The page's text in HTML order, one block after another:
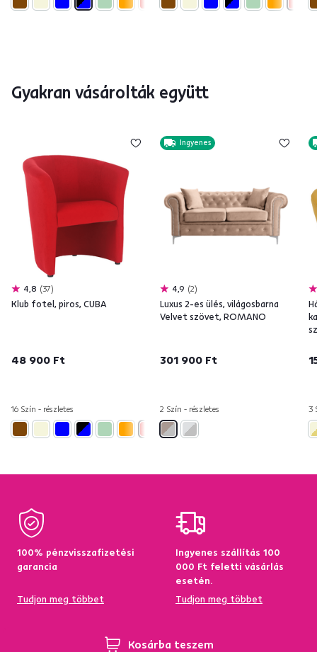
Kosárba teszem
Gyakran vásárolták együtt
4,8 37
Klub fotel, piros, CUBA
48 900 Ft
16 Szín - részletes
Ingyenes
4,9 2
Luxus 2-es ülés, világosbarna
Velvet szövet, ROMANO
301 900 Ft
2 Szín - részletes 3
100% pénzvisszafizetési
garancia
Tudjon meg többet
Ingyenes szállítás 100
000 Ft feletti vásárlás
esetén.
Tudjon meg többet